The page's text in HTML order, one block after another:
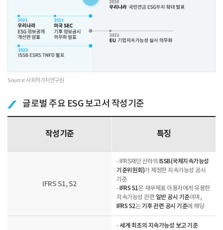
Source: 사회적가치연구원
글로벌 주요 ESG 보고서 작성기준
작성기준 특징
IFRS S1, S2
- IFRS재단 산하의 ISSB(국제지속가능성
기준위원회)가 제정한 지속가능성 공시
기준
-IFRS S1은 재무제표 이용자에게 유용한
지속가능성 관련 일반 공시 기준이며,
IFRS S2는기후 관련 공시 기준에 해당
-세계 최초의 지속가능성 보고 기준